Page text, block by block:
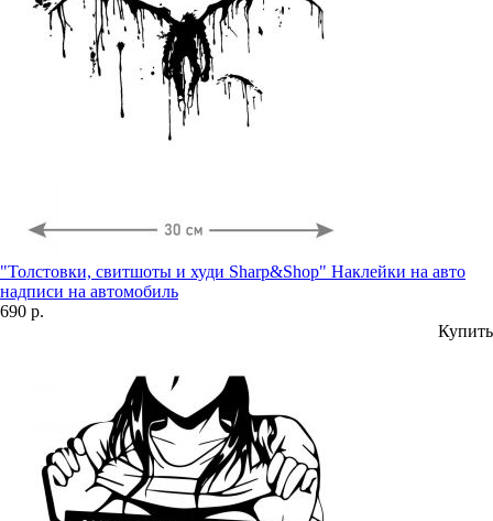
"Толстовки, свитшоты и худи Sharp&Shop" Наклейки на авто
надписи на автомобиль
690 р.
Купить